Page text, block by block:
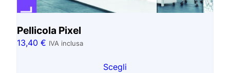
Pellicola Pixel
13,40 € IVA inclusa
Scegli